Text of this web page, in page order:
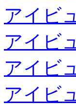
アイビ
アイビ
アイビ
アイビ